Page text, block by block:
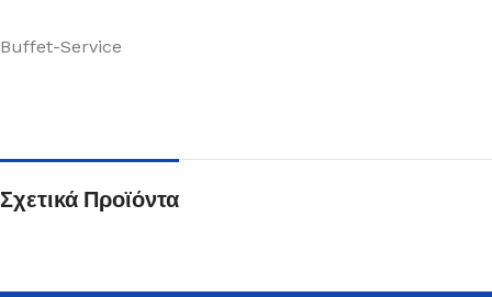
Buffet-Service
Σχετικά Προϊόντα